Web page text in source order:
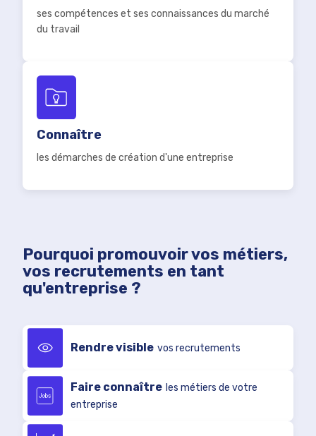
ses compétences et ses connaissances du marché
du travail
Connaître
les démarches de création d'une entreprise
Pourquoi promouvoir vos métiers,
vos recrutements en tant
qu'entreprise ?
Rendre visible vos recrutements
Faire connaître les métiers de votre
entreprise